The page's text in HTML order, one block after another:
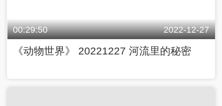
00:29:50 2022-12-27
《动物世界》 20221227 河流里的秘密